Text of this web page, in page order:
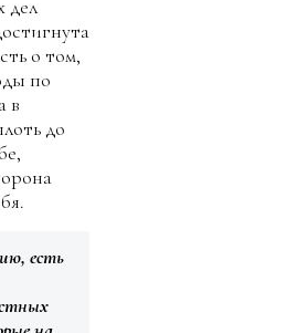
дел
о том,
по
в
до
есть